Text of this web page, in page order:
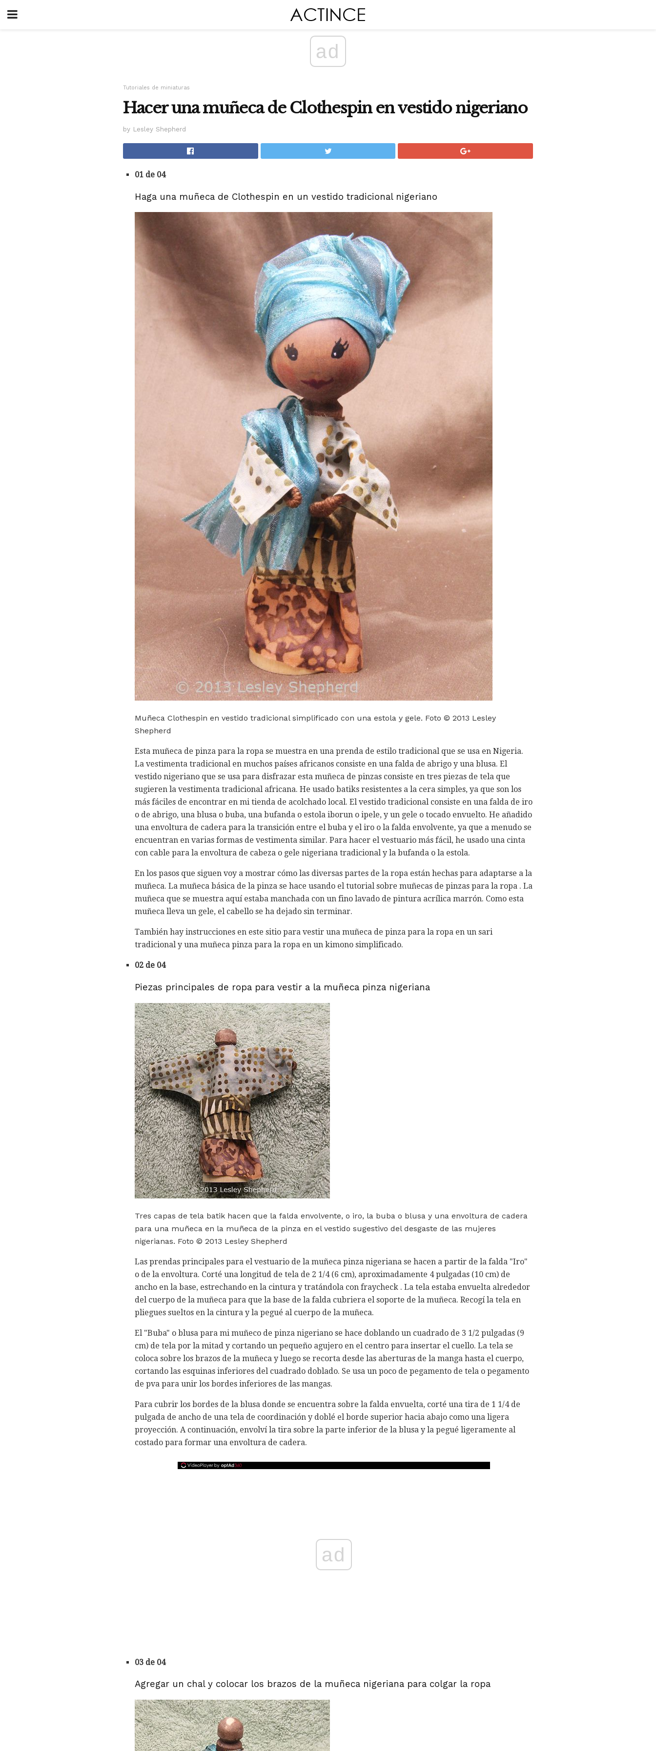
ad
Tutoriales de miniaturas
Hacer una muñeca de Clothespin en vestido nigeriano
by Lesley Shepherd
01 de 04
Haga una muñeca de Clothespin en un vestido tradicional nigeriano
Muñeca Clothespin en vestido tradicional simplificado con una estola y gele. Foto © 2013 Lesley
Shepherd
Esta muñeca de pinza para la ropa se muestra en una prenda de estilo tradicional que se usa en Nigeria.
La vestimenta tradicional en muchos países africanos consiste en una falda de abrigo y una blusa. El
vestido nigeriano que se usa para disfrazar esta muñeca de pinzas consiste en tres piezas de tela que
sugieren la vestimenta tradicional africana. He usado batiks resistentes a la cera simples, ya que son los
más fáciles de encontrar en mi tienda de acolchado local. El vestido tradicional consiste en una falda de iro
o de abrigo, una blusa o buba, una bufanda o estola iborun o ipele, y un gele o tocado envuelto. He añadido
una envoltura de cadera para la transición entre el buba y el iro o la falda envolvente, ya que a menudo se
encuentran en varias formas de vestimenta similar. Para hacer el vestuario más fácil, he usado una cinta
con cable para la envoltura de cabeza o gele nigeriana tradicional y la bufanda o la estola.
En los pasos que siguen voy a mostrar cómo las diversas partes de la ropa están hechas para adaptarse a la
muñeca. La muñeca básica de la pinza se hace usando el tutorial sobre muñecas de pinzas para la ropa . La
muñeca que se muestra aquí estaba manchada con un fino lavado de pintura acrílica marrón. Como esta
muñeca lleva un gele, el cabello se ha dejado sin terminar.
También hay instrucciones en este sitio para vestir una muñeca de pinza para la ropa en un sari
tradicional y una muñeca pinza para la ropa en un kimono simplificado.
02 de 04
Piezas principales de ropa para vestir a la muñeca pinza nigeriana
Tres capas de tela batik hacen que la falda envolvente, o iro, la buba o blusa y una envoltura de cadera
para una muñeca en la muñeca de la pinza en el vestido sugestivo del desgaste de las mujeres
nigerianas. Foto © 2013 Lesley Shepherd
Las prendas principales para el vestuario de la muñeca pinza nigeriana se hacen a partir de la falda "Iro"
o de la envoltura. Corté una longitud de tela de 2 1/4 (6 cm), aproximadamente 4 pulgadas (10 cm) de
ancho en la base, estrechando en la cintura y tratándola con fraycheck . La tela estaba envuelta alrededor
del cuerpo de la muñeca para que la base de la falda cubriera el soporte de la muñeca. Recogí la tela en
pliegues sueltos en la cintura y la pegué al cuerpo de la muñeca.
El "Buba" o blusa para mi muñeco de pinza nigeriano se hace doblando un cuadrado de 3 1/2 pulgadas (9
cm) de tela por la mitad y cortando un pequeño agujero en el centro para insertar el cuello. La tela se
coloca sobre los brazos de la muñeca y luego se recorta desde las aberturas de la manga hasta el cuerpo,
cortando las esquinas inferiores del cuadrado doblado. Se usa un poco de pegamento de tela o pegamento
de pva para unir los bordes inferiores de las mangas.
Para cubrir los bordes de la blusa donde se encuentra sobre la falda envuelta, corté una tira de 1 1/4 de
pulgada de ancho de una tela de coordinación y doblé el borde superior hacia abajo como una ligera
proyección. A continuación, envolví la tira sobre la parte inferior de la blusa y la pegué ligeramente al
costado para formar una envoltura de cadera.
ad
03 de 04
Agregar un chal y colocar los brazos de la muñeca nigeriana para colgar la ropa